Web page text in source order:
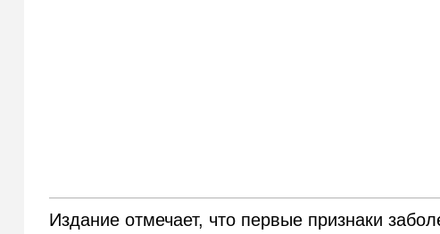
Издание отмечает, что первые признаки